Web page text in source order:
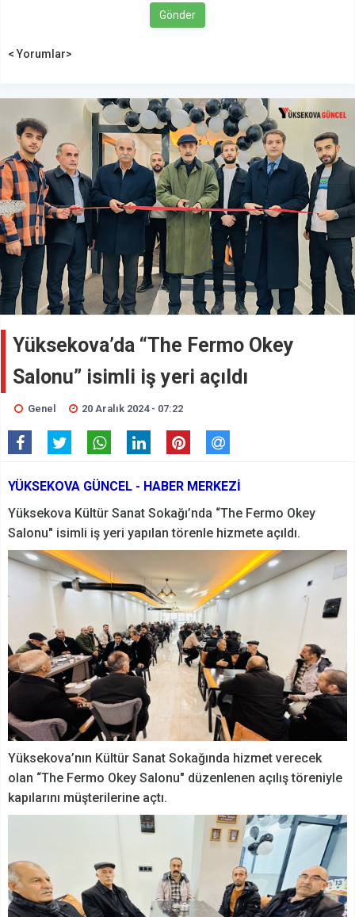
Gönder
< Yorumlar>
Yüksekova’da “The Fermo Okey
Salonu” isimli iş yeri açıldı
Genel 20 Aralık 2024 - 07:22
YÜKSEKOVA GÜNCEL - HABER MERKEZİ
Yüksekova Kültür Sanat Sokağı’nda “The Fermo Okey
Salonu" isimli iş yeri yapılan törenle hizmete açıldı.
Yüksekova’nın Kültür Sanat Sokağında hizmet verecek
olan “The Fermo Okey Salonu" düzenlenen açılış töreniyle
kapılarını müşterilerine açtı.